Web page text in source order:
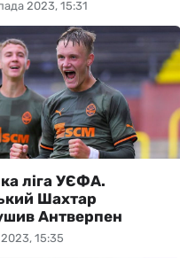
2023, 15:31
15:35
ліга УЄФА.
Шахтар
Антверпен